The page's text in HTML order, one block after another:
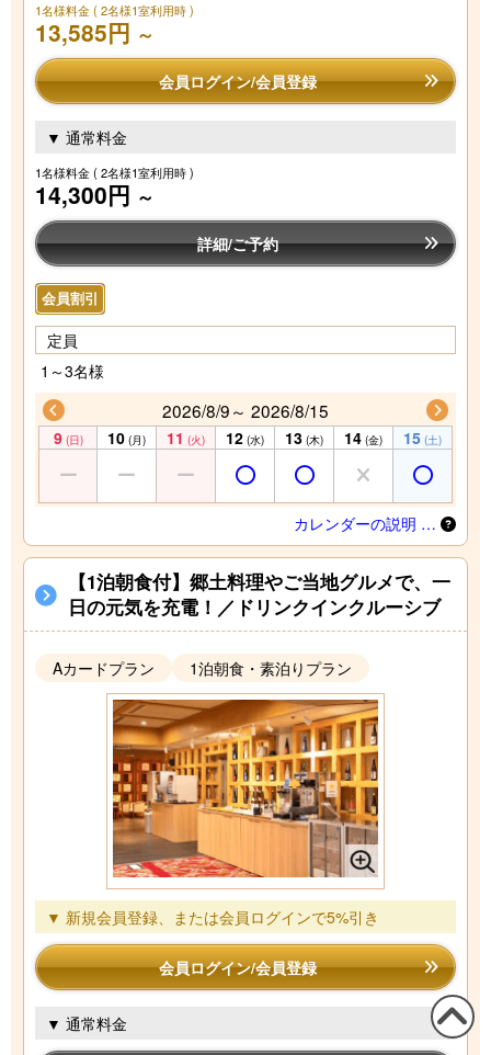
1名様料金( 2名様1室利用時 )
13,585円 ～
会員ログイン/会員登録
▼ 通常料金
1名様料金( 2名様1室利用時 )
14,300円 ～
詳細/ご予約
会員割引
定員
1～3名様
2026/8/9～ 2026/8/15
9 (日) 10 (月) 11 (火) 12 (水) 13 (木) 14 (金) 15 (土)
カレンダーの説明 …
【1泊朝食付】郷土料理やご当地グルメで、一
日の元気を充電！／ドリンクインクルーシブ
Aカードプラン 1泊朝食・素泊りプラン
▼ 新規会員登録、または会員ログインで5%引き
会員ログイン/会員登録
▼ 通常料金
この